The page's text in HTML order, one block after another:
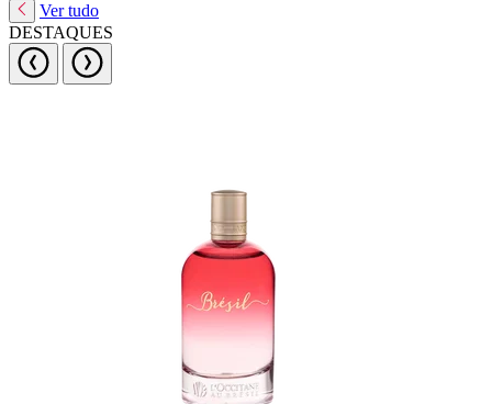
Ver tudo
DESTAQUES